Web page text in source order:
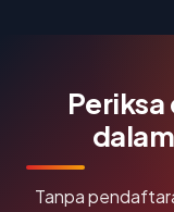
Tanpa